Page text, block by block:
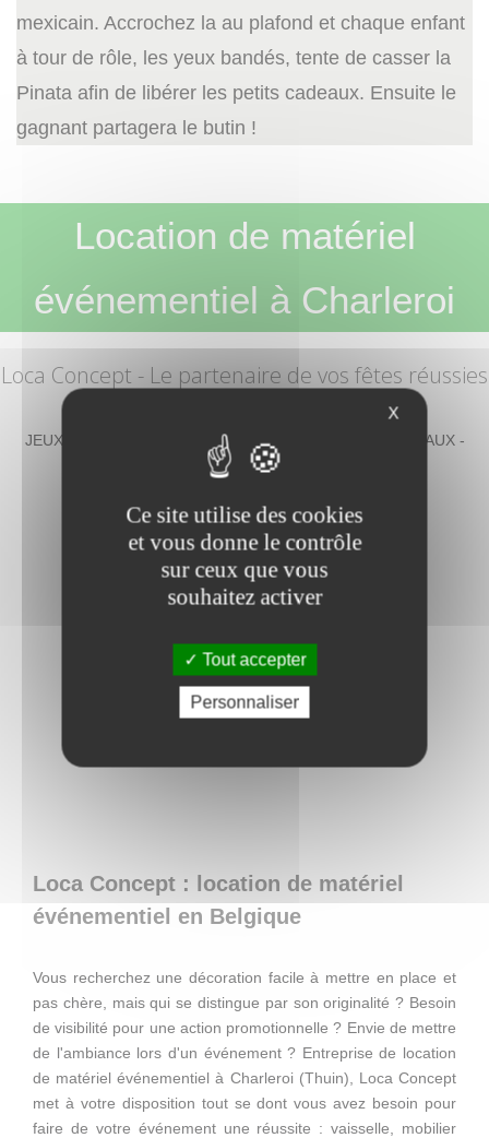
mexicain. Accrochez la au plafond et chaque enfant
à tour de rôle, les yeux bandés, tente de casser la
Pinata afin de libérer les petits cadeaux. Ensuite le
gagnant partagera le butin !
Location de matériel
événementiel à Charleroi
Loca Concept - Le partenaire de vos fêtes réussies
JEUX – DIVERTISSEMENTS – DÉCORATION – CHAPITEAUX -
MOBILIER – MATÉRIEL DE CUISINE
Loca Concept : location de matériel
événementiel en Belgique
Vous recherchez une décoration facile à mettre en place et
pas chère, mais qui se distingue par son originalité ? Besoin
de visibilité pour une action promotionnelle ? Envie de mettre
de l'ambiance lors d'un événement ? Entreprise de location
de matériel événementiel à Charleroi (Thuin), Loca Concept
met à votre disposition tout se dont vous avez besoin pour
faire de votre événement une réussite : vaisselle, mobilier
X
Ce site utilise des cookies
et vous donne le contrôle
sur ceux que vous
souhaitez activer
Tout accepter
Personnaliser